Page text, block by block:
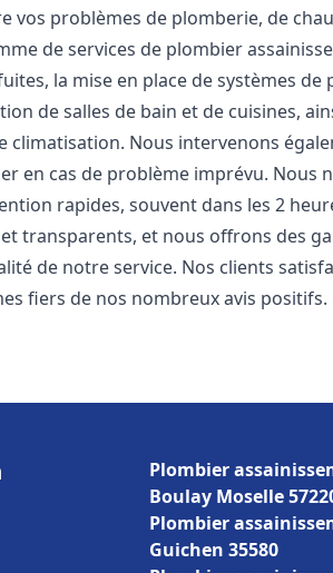
problèmes de plomberie, de
de services de plombier
la mise en place de systèmes de
de salles de bain et de cuisines,
climatisation. Nous intervenons
en cas de problème imprévu. Nous
rapides, souvent dans les 2
transparents, et nous offrons des
de notre service. Nos clients
fiers de nos nombreux avis positifs.
Plombier
Boulay Moselle
Plombier
Guichen 35580